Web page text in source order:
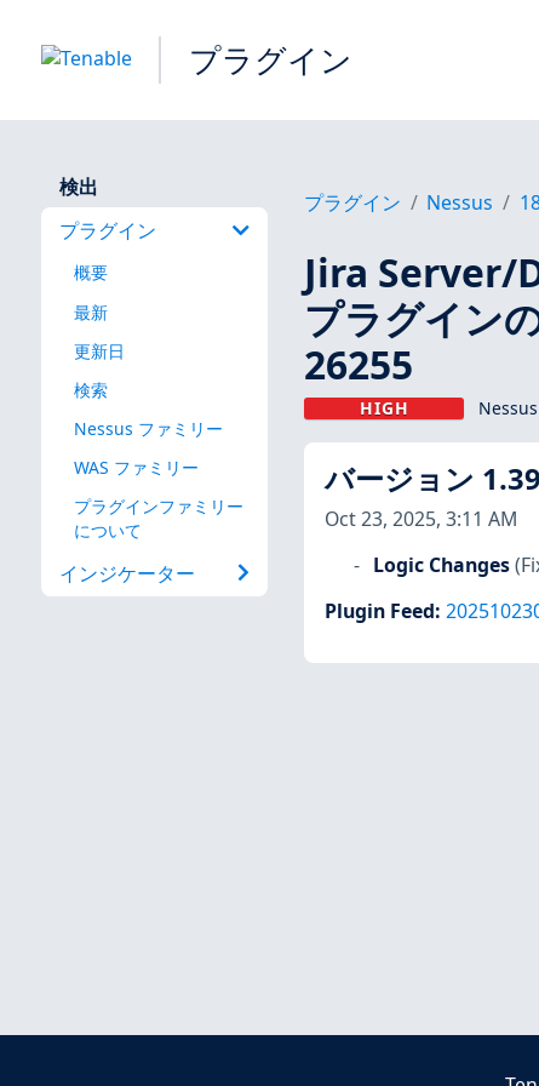
プラグイン
検出
プラグイン
概要
最新
更新日
検索
Nessus ファミリー
WAS ファミリー
プラグインファミリー
について
インジケーター
プラグイン Nessus
Jira Server/
プラグイン
26255
HIGH
バージョン 1.39
Oct 23, 2025, 3:11 AM
Logic Changes
Plugin Feed: